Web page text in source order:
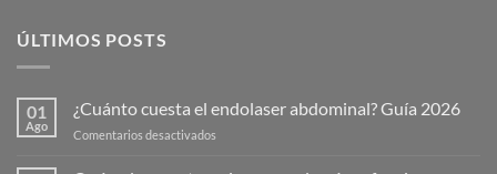
ÚLTIMOS POSTS
01
Ago
¿Cuánto cuesta el endolaser abdominal? Guía 2026
Comentarios desactivados
cuesta